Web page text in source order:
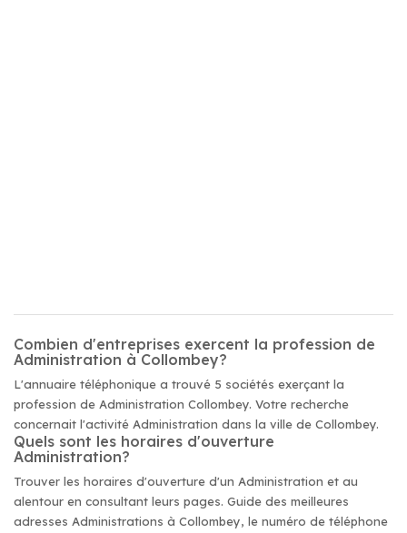
Combien d'entreprises exercent la profession de
Administration à Collombey?
L'annuaire téléphonique a trouvé 5 sociétés exerçant la
profession de Administration Collombey. Votre recherche
concernait l'activité Administration dans la ville de Collombey.
Quels sont les horaires d'ouverture
Administration?
Trouver les horaires d'ouverture d'un Administration et au
alentour en consultant leurs pages. Guide des meilleures
adresses Administrations à Collombey, le numéro de téléphone